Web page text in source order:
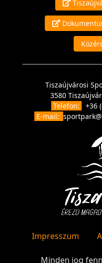
Tiszaújvárosi
3580
Telefon:
+36
E-mail:
Impresszum
Minden jog